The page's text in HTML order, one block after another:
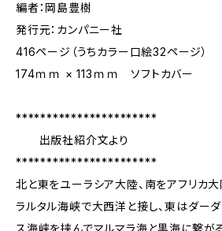
編者：岡島豊樹
発行元：カンパニー社
416ページ（うちカラー口絵32ページ）
174ｍｍ × 113ｍｍ ソフトカバー
***********************
出版社紹介文より
***********************
北と東をユーラシア大陸、南をアフリカ
ラルタル海峡で大西洋と接し、東はダー
ス海峡を挟んでマルマラ海と黒海に繋が